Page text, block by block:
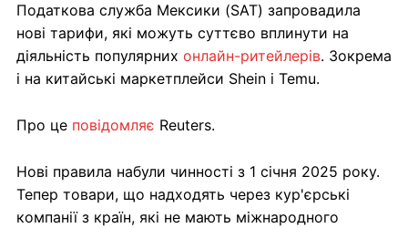
Податкова служба Мексики (SAT) запровадила
нові тарифи, які можуть суттєво вплинути на
діяльність популярних онлайн-ритейлерів. Зокрема
і на китайські маркетплейси Shein і Temu.
Про це повідомляє Reuters.
Нові правила набули чинності з 1 січня 2025 року.
Тепер товари, що надходять через кур'єрські
компанії з країн, які не мають міжнародного